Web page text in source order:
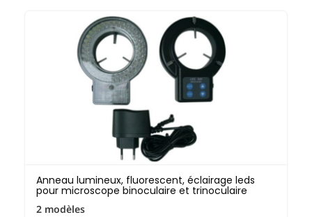
Anneau lumineux, fluorescent, éclairage leds
pour microscope binoculaire et trinoculaire
2 modèles